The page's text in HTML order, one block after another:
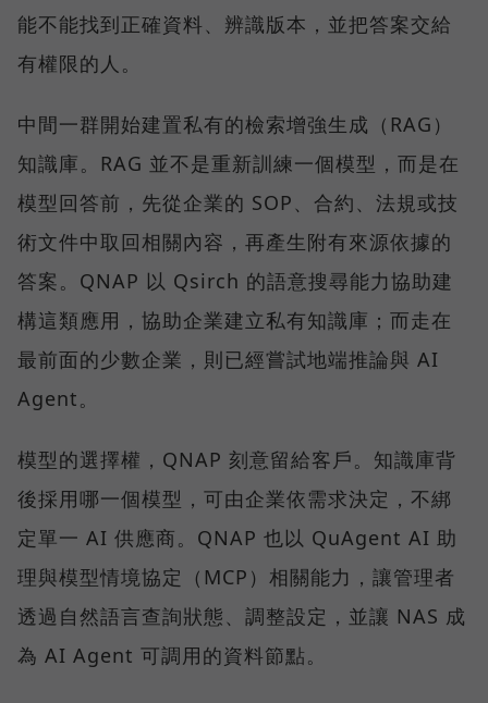
能不能找到正確資料、辨識版本，並把答案交給
有權限的人。
中間一群開始建置私有的檢索增強生成（RAG）
知識庫。RAG 並不是重新訓練一個模型，而是在
模型回答前，先從企業的 SOP、合約、法規或技
術文件中取回相關內容，再產生附有來源依據的
答案。QNAP 以 Qsirch 的語意搜尋能力協助建
構這類應用，協助企業建立私有知識庫；而走在
最前面的少數企業，則已經嘗試地端推論與 AI
Agent。
模型的選擇權，QNAP 刻意留給客戶。知識庫背
後採用哪一個模型，可由企業依需求決定，不綁
定單一 AI 供應商。QNAP 也以 QuAgent AI 助
理與模型情境協定（MCP）相關能力，讓管理者
透過自然語言查詢狀態、調整設定，並讓 NAS 成
為 AI Agent 可調用的資料節點。